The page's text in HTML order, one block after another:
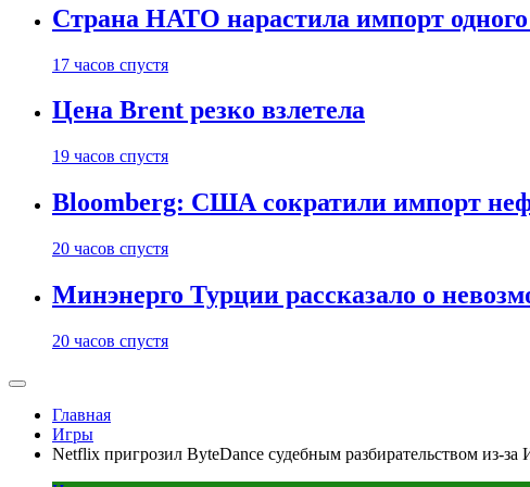
Страна НАТО нарастила импорт
17 часов спустя
Цена Brent резко взлетела
19 часов спустя
Bloomberg: США сократили импорт
20 часов спустя
Минэнерго Турции рассказало о
20 часов спустя
Главная
Игры
Netflix пригрозил ByteDance судебным разбирательством из-